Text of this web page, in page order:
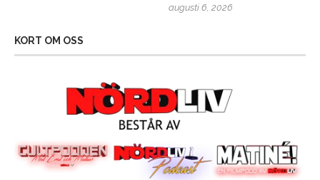
augusti 6, 2026
KORT OM OSS